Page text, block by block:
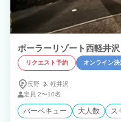
ポーラーリゾート西軽井沢
リクエスト予約 オンライン決
長野
軽井沢
定員 2〜10名
バーベキュー 大人数 ス